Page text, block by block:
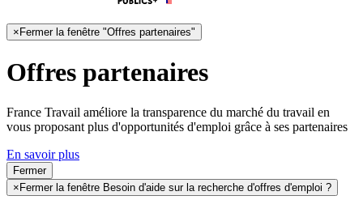
× Fermer la fenêtre "Offres partenaires"
Offres partenaires
France Travail améliore la transparence du marché du travail en
vous proposant plus d'opportunités d'emploi grâce à ses partenaires
En savoir plus
Fermer
× Fermer la fenêtre Besoin d'aide sur la recherche d'offres d'emploi ?